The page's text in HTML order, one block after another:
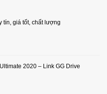
tín, giá tốt, chất lượng
2020 – Link GG Drive